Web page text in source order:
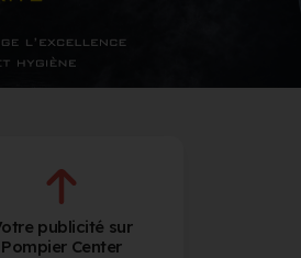
publicité sur
Pompier Center